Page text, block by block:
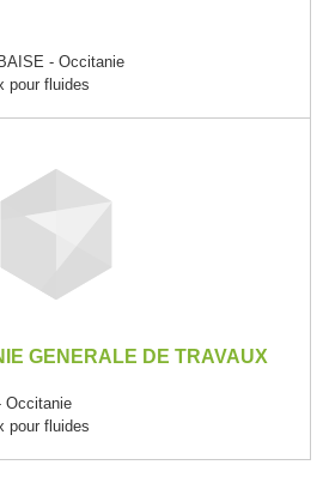
- Occitanie
pour fluides
GENERALE DE TRAVAUX
Occitanie
pour fluides